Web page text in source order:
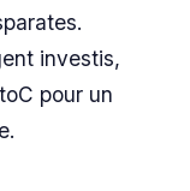
investis,
pour un